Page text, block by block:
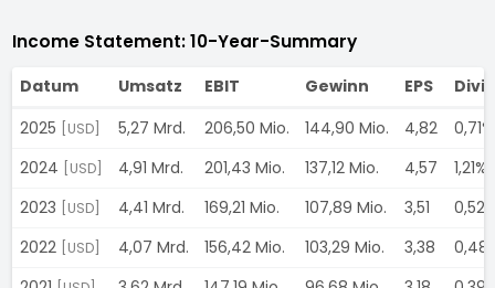
Income Statement: 10-Year-Summary
Datum Umsatz EBIT Gewinn EPS
2025
[USD] 5,27 Mrd. 206,50 Mio. 144,90 Mio. 4,82
0,71%
2024
[USD] 4,91 Mrd. 201,43 Mio. 137,12 Mio. 4,57
1,21%
2023
[USD] 4,41 Mrd. 169,21 Mio. 107,89 Mio. 3,51
2022
[USD] 4,07 Mrd. 156,42 Mio. 103,29 Mio. 3,38